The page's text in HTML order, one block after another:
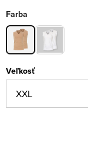
Farba
Veľkosť